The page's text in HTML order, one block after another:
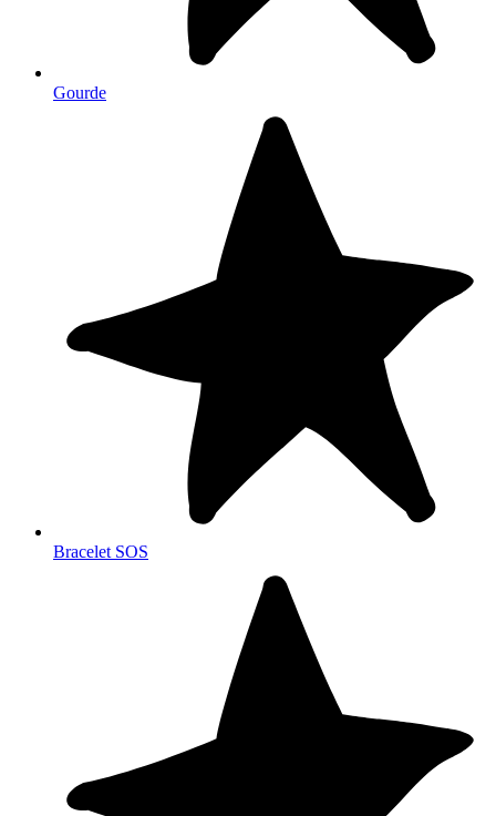
Gourde
Bracelet SOS